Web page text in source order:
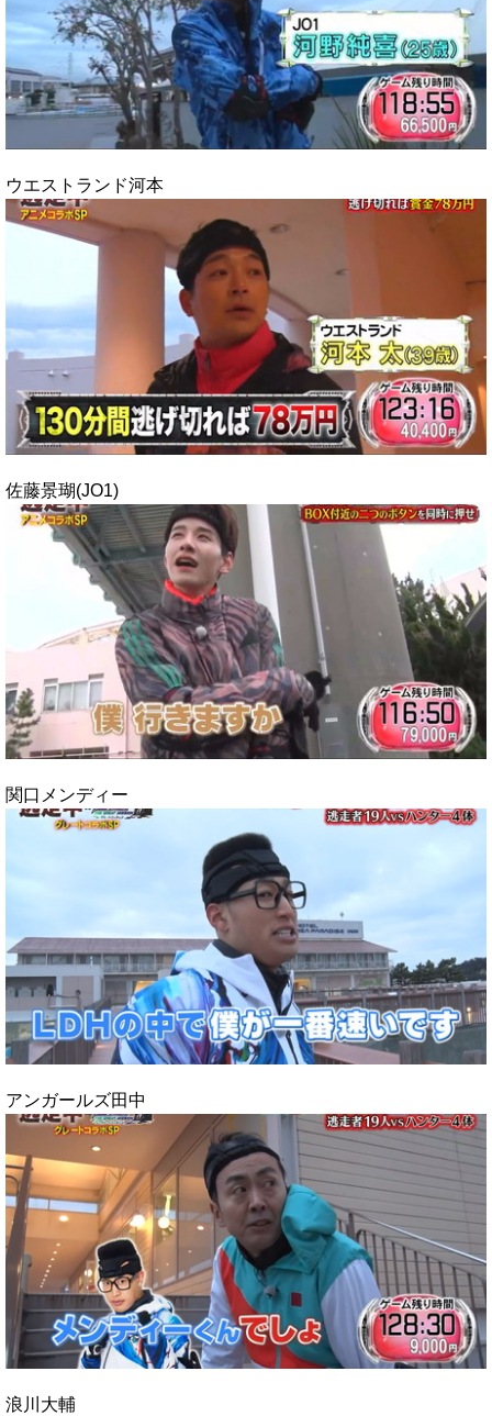
ウエストランド河本
佐藤景瑚(JO1)
関口メンディー
アンガールズ田中
浪川大輔